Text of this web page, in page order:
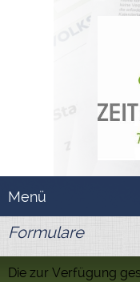
Menü
Formulare
Die zur Verfügung